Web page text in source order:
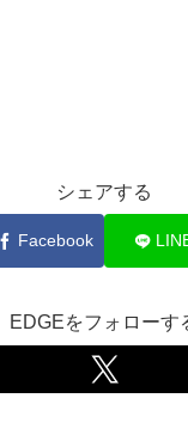
シェアする
Facebook
EDGEをフォローす